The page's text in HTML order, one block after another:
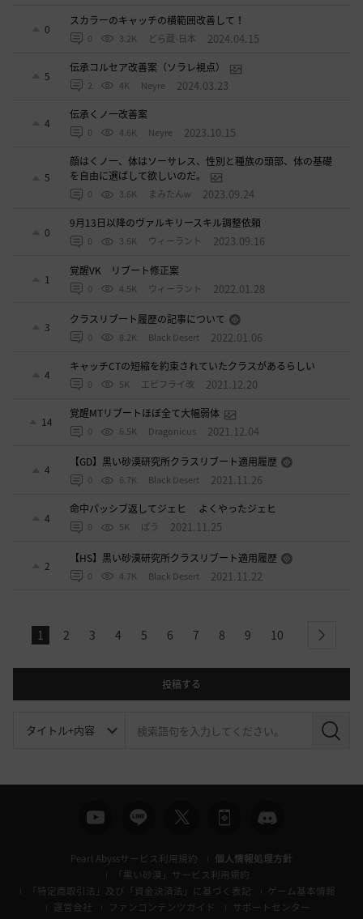
0
スカラーのキャッチの横範囲改善して！
0 3.2K どら蔵-日本 2024.04.15
5
伝承コルセア改善案（ソラレ視点）
2 4K Neyre 2024.03.23
4
伝承くノ一改善案
0 4.6K Neyre 2023.10.15
5
顔はくノ一、体はソーサレス、性別と種族の頭部、体の基礎
を自由に選ばして欲しいのだ。
0 3.6K まみたんw 2023.09.24
0
9月13日以降のヴァルキリースキル調整依頼
0 3.6K ウィーラント 2023.09.16
1
覚醒VK リブート修正案
0 4.5K ウィーラント 2022.01.28
3
クラスリブート履歴の記事について
0 8.2K Black Desert 2022.01.06
4
キャッチCTの短縮を約束されていたクラスがあるらしい
0 5K エビフライ改 2021.12.20
14
覚醒MTリブートほぼ全て大幅弱体
0 6.5K Dragonicus 2021.12.04
4
【GD】黒い砂漠研究所クラスリブート適用履歴
0 6.7K Black Desert 2021.11.26
4
命中パッシブ返してジェヒ よくやったジェヒ
0 5K ぽう 2021.11.25
2
【HS】黒い砂漠研究所クラスリブート適用履歴
0 4.7K Black Desert 2021.11.22
1 2 3 4 5 6 7 8 9 10 next
投稿する
検
Pearl Abyssサービス利用規約
個人情報処理方針
「黒い砂漠」サービス利用規約
「特定商取引法」及び「資金決済法」に基づく表記
ゲーム基本情報
運営会社
ファンコンテンツガイド
サポートセンター